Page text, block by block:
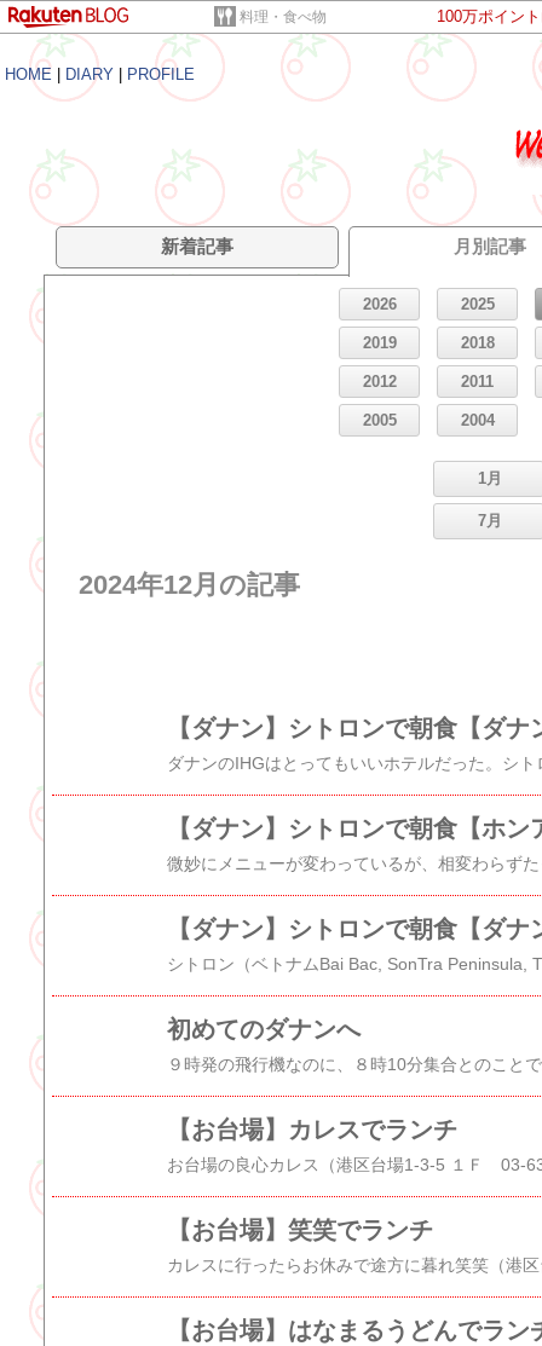
料理・食べ物 100万ポイン
HOME
DIARY PROFILE
新着記事 月別記事
2026 2025
2019 2018
2012 2011
2005 2004
1月
7月
2024年12月の記事
【ダナン】シトロンで朝食【ダ
初めてのダナンへ
【お台場】カレスでランチ
【お台場】笑笑でランチ
【お台場】はなまるうどんでラン